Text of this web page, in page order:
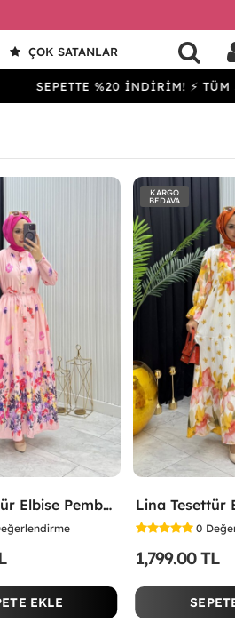
ÇOK SATANLAR
%20 İNDİRİM! ⚡ TÜM
İpek Tesettür Elbise Pembe Pembe
EKLE
KARGO
BEDAVA
0
1,799.00 TL